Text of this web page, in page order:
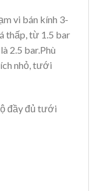
vi bán kính 3-
thấp, từ 1.5 bar
2.5 bar.Phù
nhỏ, tưới
đầy đủ tưới